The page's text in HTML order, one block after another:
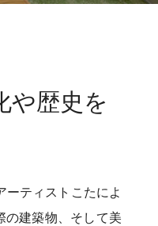
や歴史を
ーティストこたによ
の建築物、そして美